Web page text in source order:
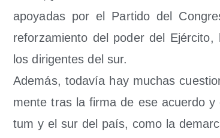
apo­ya­das por el Par­ti­do del
refor­za­mien­to del poder del
los diri­gen­tes del sur.
Ade­más, toda­vía hay muchas
men­te tras la fir­ma de ese acuer­do
tum y el sur del país, como la